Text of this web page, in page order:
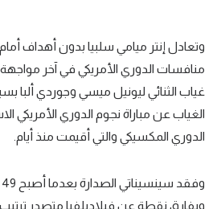
حكايات في الجول
كويز في الجول
وتعادل إنتر ميامي سلبيا بدون أهداف
منافسات الدوري الأمريكي في آخر
غياب الثنائي ليونيل ميسي وجوردي ألبا
الغياب عن مباراة نجوم الدوري الأمريكي
الدوري المكسيكي والتي أقيمت منذ أيام.
وبفارق نقطة عن فيلاديلفيا متصدر